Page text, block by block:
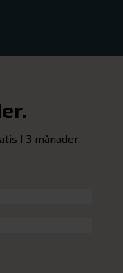
I 3 månader.